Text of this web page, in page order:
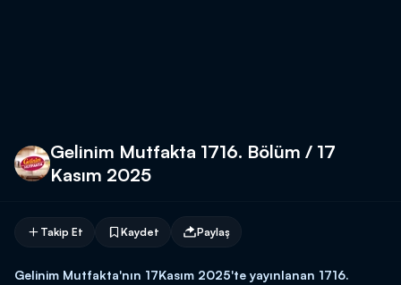
Gelinim Mutfakta 1716. Bölüm / 17
Kasım 2025
Takip Et Kaydet Paylaş
Gelinim Mutfakta'nın 17Kasım 2025'te yayınlanan 1716.